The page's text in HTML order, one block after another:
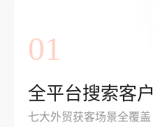
01
全平台搜索客户
七大外贸获客场景全覆盖